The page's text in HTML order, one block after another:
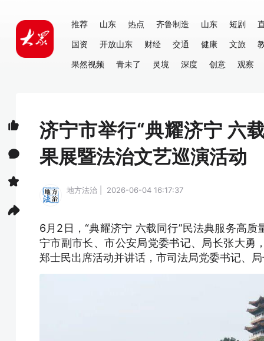
推荐 山东 热点 齐鲁制造 山东 短剧
国资
开放山东 财经 交通 健康 文旅
果然视频
青未了 灵境 深度 创意 观察
济宁市举行“典耀济宁 六
果展暨法治文艺巡演活动
地方法治 | 2026-06-04 16:17:37
6月2日，“典耀济宁 六载同行”民法典服务高
宁市副市长、市公安局党委书记、局长张大勇
郑士民出席活动并讲话，市司法局党委书记、